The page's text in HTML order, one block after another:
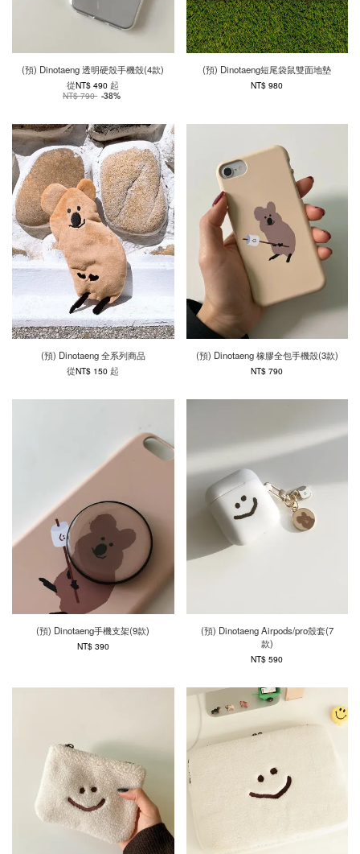
(預) Dinotaeng 透明硬殼手機殼(4款)
從NT$ 490起
NT$ 790 -38%
(預) Dinotaeng短尾袋鼠雙面地墊
NT$ 980
(預) Dinotaeng 全系列商品
從NT$ 150起
(預) Dinotaeng 橡膠全包手機殼(3款)
NT$ 790
(預) Dinotaeng手機支架(9款)
NT$ 390
(預) Dinotaeng Airpods/pro殼套(7
款)
NT$ 590